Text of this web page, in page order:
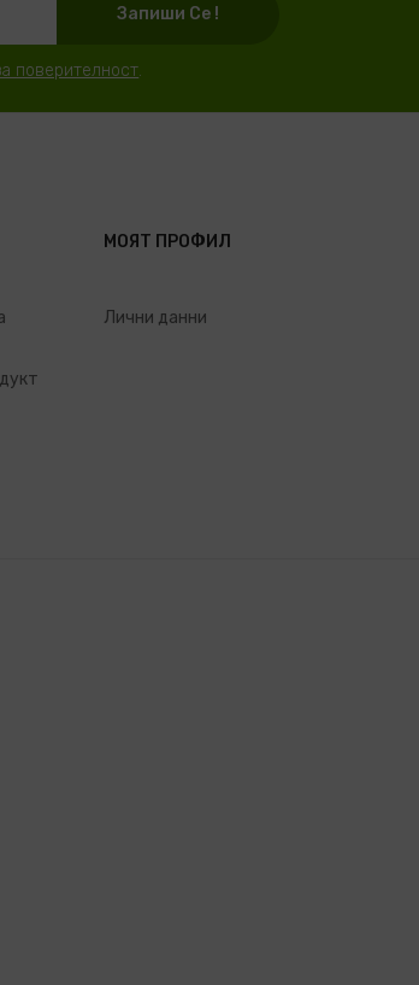
Запиши Се !
поверителност.
МОЯТ ПРОФИЛ
Лични данни